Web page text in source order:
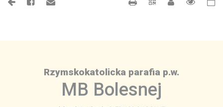
Rzymskokatolicka parafia p.w.
MB Bolesnej